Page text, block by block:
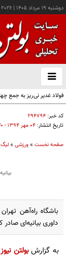
دوشنبه ۱۹ مرداد ۱۴۰۵ |
باز
و
فولاد غدیر نی‌ریز به جمع
کد خبر: ۲۹۴۷۹۴
تاریخ انتشار: ۰۴ مهر ۱۳۹۴ - ۱۹:۳۰
صفحه نخست »ورزشی »لیگ
باشگاه راه‌آهن
داوری بیانیه‌ای صادر
به گزارشبولتن نیوز